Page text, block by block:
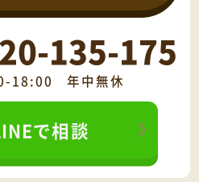
135-175
18:00 年中無休
で相談